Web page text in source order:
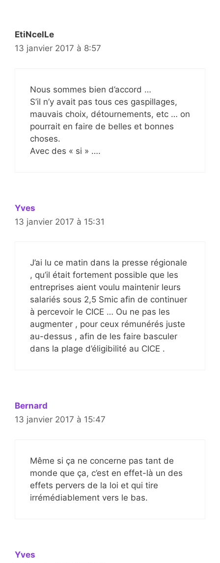
EtiNcelLe
13 janvier 2017 à 8:57
Nous sommes bien d’accord …
S’il n’y avait pas tous ces gaspillages,
mauvais choix, détournements, etc … on
pourrait en faire de belles et bonnes
choses.
Avec des « si » ….
Yves
13 janvier 2017 à 15:31
J’ai lu ce matin dans la presse régionale
, qu’il était fortement possible que les
entreprises aient voulu maintenir leurs
salariés sous 2,5 Smic afin de continuer
à percevoir le CICE … Ou ne pas les
augmenter , pour ceux rémunérés juste
au-dessus , afin de les faire basculer
dans la plage d’éligibilité au CICE .
Bernard
13 janvier 2017 à 15:47
Même si ça ne concerne pas tant de
monde que ça, c’est en effet-là un des
effets pervers de la loi et qui tire
irrémédiablement vers le bas.
Yves